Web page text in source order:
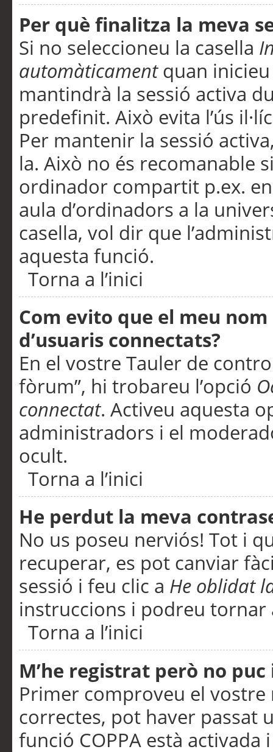
Per què finalitza la meva
Si no seleccioneu la casella
automàticamentquan inicieu
mantindrà la sessió activa
predefinit. Això evita l’ús
Per mantenir la sessió
la. Això no és recomanable
ordinador compartit p.ex.
aula d’ordinadors a la
casella, vol dir que
aquesta funció.
Torna a l’inici
Com evito que el meu
d’usuaris connectats?
En el vostre Tauler de
fòrum”, hi trobareu l’opció
connectat. Activeu aquesta
administradors i el
ocult.
Torna a l’inici
He perdut la meva
No us poseu nerviós! Tot i
recuperar, es pot canviar
sessió i feu clic a He oblidat
instruccions i podreu tornar
Torna a l’inici
M’he registrat però no
Primer comproveu el vostre
correctes, pot haver passat
funció COPPA està